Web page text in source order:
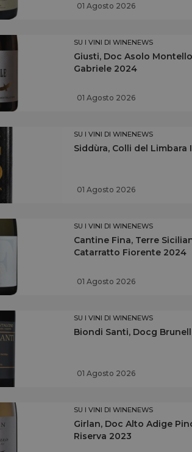
01 Agosto 2026
SU I VINI DI WINENEWS
Giusti, Doc Asolo
Gabriele 2024
01 Agosto 2026
SU I VINI DI WINENEWS
Siddùra, Colli del Limbara
01 Agosto 2026
SU I VINI DI WINENEWS
Cantine Fina, Terre
Catarratto Fiorente 2024
01 Agosto 2026
SU I VINI DI WINENEWS
Biondi Santi, Docg
01 Agosto 2026
SU I VINI DI WINENEWS
Girlan, Doc Alto Adige
Riserva 2023